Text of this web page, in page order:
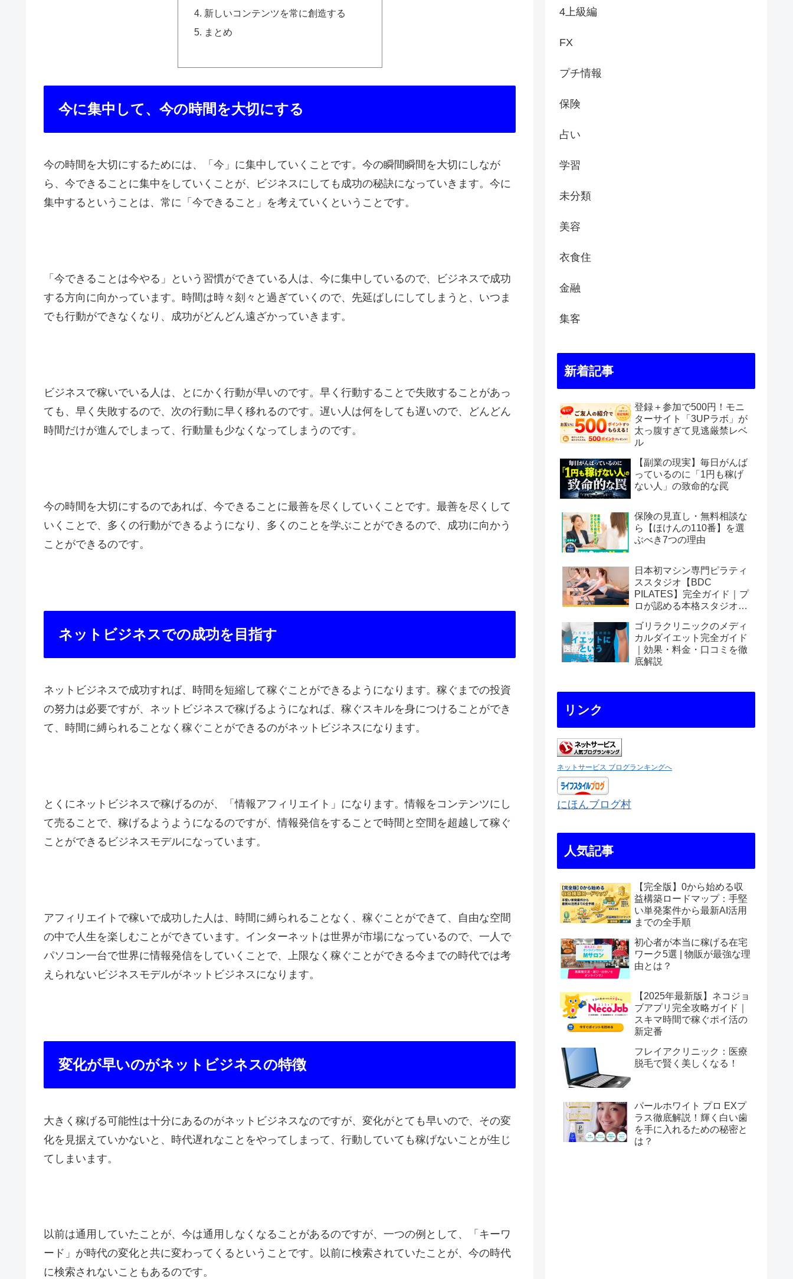
新しいコンテンツを常に創造する
まとめ
今に集中して、今の時間を大切にする
今の時間を大切にするためには、「今」に集中していくことです。今の瞬間瞬間を大切にしなが
ら、今できることに集中をしていくことが、ビジネスにしても成功の秘訣になっていきます。今に
集中するということは、常に「今できること」を考えていくということです。
「今できることは今やる」という習慣ができている人は、今に集中しているので、ビジネスで成功
する方向に向かっています。時間は時々刻々と過ぎていくので、先延ばしにしてしまうと、いつま
でも行動ができなくなり、成功がどんどん遠ざかっていきます。
ビジネスで稼いでいる人は、とにかく行動が早いのです。早く行動することで失敗することがあっ
ても、早く失敗するので、次の行動に早く移れるのです。遅い人は何をしても遅いので、どんどん
時間だけが進んでしまって、行動量も少なくなってしまうのです。
今の時間を大切にするのであれば、今できることに最善を尽くしていくことです。最善を尽くして
いくことで、多くの行動ができるようになり、多くのことを学ぶことができるので、成功に向かう
ことができるのです。
ネットビジネスでの成功を目指す
ネットビジネスで成功すれば、時間を短縮して稼ぐことができるようになります。稼ぐまでの投資
の努力は必要ですが、ネットビジネスで稼げるようになれば、稼ぐスキルを身につけることができ
て、時間に縛られることなく稼ぐことができるのがネットビジネスになります。
とくにネットビジネスで稼げるのが、「情報アフィリエイト」になります。情報をコンテンツにし
て売ることで、稼げるようようになるのですが、情報発信をすることで時間と空間を超越して稼ぐ
ことができるビジネスモデルになっています。
アフィリエイトで稼いで成功した人は、時間に縛られることなく、稼ぐことができて、自由な空間
の中で人生を楽しむことができています。インターネットは世界が市場になっているので、一人で
パソコン一台で世界に情報発信をしていくことで、上限なく稼ぐことができる今までの時代では考
えられないビジネスモデルがネットビジネスになります。
変化が早いのがネットビジネスの特徴
大きく稼げる可能性は十分にあるのがネットビジネスなのですが、変化がとても早いので、その変
化を見据えていかないと、時代遅れなことをやってしまって、行動していても稼げないことが生じ
てしまいます。
以前は通用していたことが、今は通用しなくなることがあるのですが、一つの例として、「キーワ
ード」が時代の変化と共に変わってくるということです。以前に検索されていたことが、今の時代
に検索されないこともあるのです。
4上級編
FX
プチ情報
保険
占い
学習
未分類
美容
衣食住
金融
集客
新着記事
登録＋参加で500円！モニ
ターサイト「3UPラボ」が
太っ腹すぎて見逃厳禁レベ
ル
【副業の現実】毎日がんば
っているのに「1円も稼げ
ない人」の致命的な罠
保険の見直し・無料相談な
ら【ほけんの110番】を選
ぶべき7つの理由
日本初マシン専門ピラティ
ススタジオ【BDC
PILATES】完全ガイド｜プ
ロが認める本格スタジオの
ゴリラクリニックのメディ
カルダイエット完全ガイド
｜効果・料金・口コミを徹
底解説
リンク
ネットサービス ブログランキングへ
にほんブログ村
人気記事
【完全版】0から始める収
益構築ロードマップ：手堅
い単発案件から最新AI活用
までの全手順
初心者が本当に稼げる在宅
ワーク5選 | 物販が最強な理
由とは？
【2025年最新版】ネコジョ
ブアプリ完全攻略ガイド｜
スキマ時間で稼ぐポイ活の
新定番
フレイアクリニック：医療
脱毛で賢く美しくなる！
パールホワイト プロ EXプ
ラス徹底解説！輝く白い歯
を手に入れるための秘密と
は？